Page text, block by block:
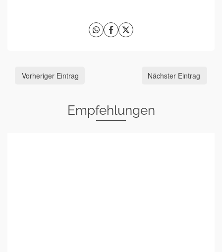
Vorheriger Eintrag Nächster Eintrag
Empfehlungen